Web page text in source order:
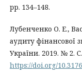
pp. 134–148.
Лубенченко О. Е.,
аудиту фінансової
України. 2019. № 2.
https://doi.org/